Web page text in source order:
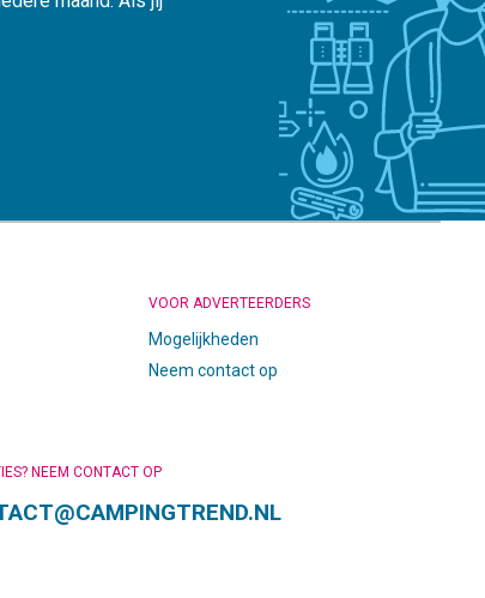
VOOR ADVERTEERDERS
Mogelijkheden
Neem contact op
NEEM CONTACT OP